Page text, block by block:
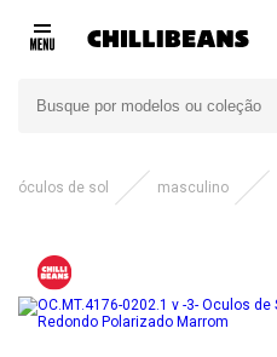
óculos de sol masculino